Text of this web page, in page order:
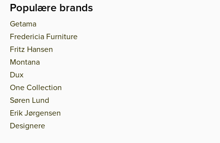
Populære brands
Getama
Fredericia Furniture
Fritz Hansen
Montana
Dux
One Collection
Søren Lund
Erik Jørgensen
Designere